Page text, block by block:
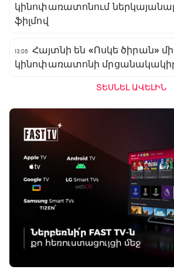
կինոփառատոնում
ֆիլմով
13:05 Հայտնի են «Ոսկե ծիրան»
կինոփառատոնի
ՏԵՍՆԵԼ ԱՎԵԼԻՆ